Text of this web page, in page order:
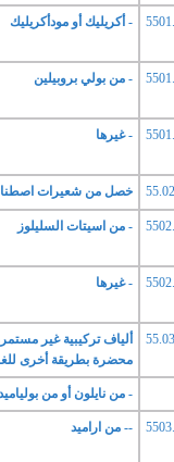
- أكريليك أو مودأكريليك
- من بولي بروبيلين
- غيرها
55.02 خصل من شعيرات
- من اسيتات السليلوز
- غيرها
55.03
ألياف تركيبية غير
محضرة بطريقة أخرى
- من نايلون أو من
-- من اراميد